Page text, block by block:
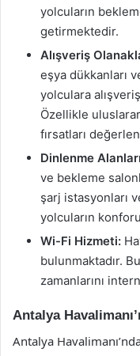
yolcuların
getirmektedir.
Alışveriş
eşya dükkanları
yolculara
Özellikle
fırsatları
Dinlenme
ve bekleme
şarj istasyonları
yolcuların
Wi-Fi Hizmeti:
bulunmaktadır.
zamanlarını
Antalya
Antalya